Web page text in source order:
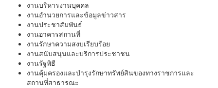
งานบริหารงานบุคคล
งานอำนวยการและข้อมูลข่าวสาร
งานประชาสัมพันธ์
งานอาคารสถานที่
งานรักษาความสงบเรียบร้อย
งานสนับสนุนและบริการประชาชน
งานรัฐพิธี
งานคุ้มครองและบำรุงรักษาทรัพย์สินของทางราชการและ
สถานที่สาธารณะ